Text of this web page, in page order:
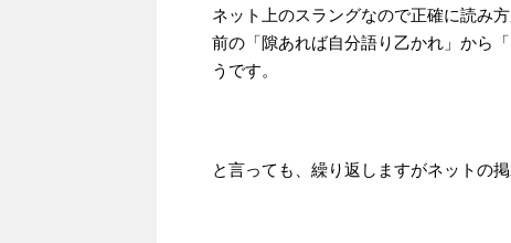
ネット上のスラングなので正確に読み
前の「隙あれば自分語り乙かれ」から
うです。
と言っても、繰り返しますがネットの